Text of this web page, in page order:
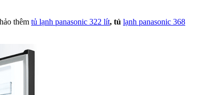
thêm tủ lạnh panasonic 322 lít, tủ lạnh panasonic 368